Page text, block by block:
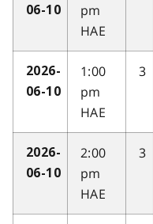
06-10
pm
HAE
2026-
06-10
1:00
pm
HAE
3
2026-
06-10
2:00
pm
HAE
3